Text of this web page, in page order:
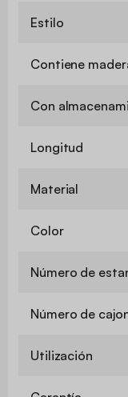
Estilo
Contiene
Con
Longitud
Material
Color
Número de
Número de
Utilización